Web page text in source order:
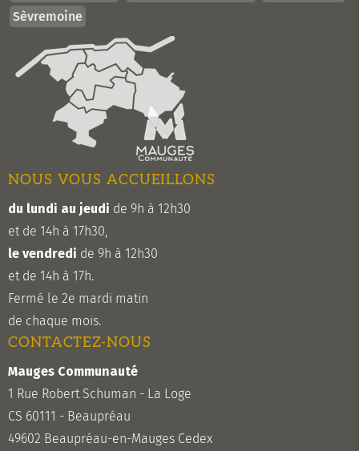
Sèvremoine
NOUS VOUS ACCUEILLONS
du lundi au jeudi de 9h à 12h30
et de 14h à 17h30,
le vendredi de 9h à 12h30
et de 14h à 17h.
Fermé le 2e mardi matin
de chaque mois.
CONTACTEZ-NOUS
Mauges Communauté
1 Rue Robert Schuman - La Loge
CS 60111 - Beaupréau
49602 Beaupréau-en-Mauges Cedex